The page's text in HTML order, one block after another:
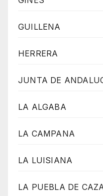
GUILLENA
HERRERA
JUNTA DE
LA ALGABA
LA CAMPANA
LA LUISIANA
LA PUEBLA DE